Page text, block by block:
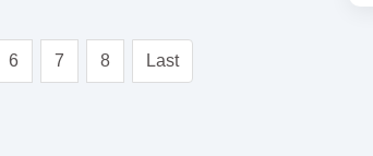
6 7 8 Last